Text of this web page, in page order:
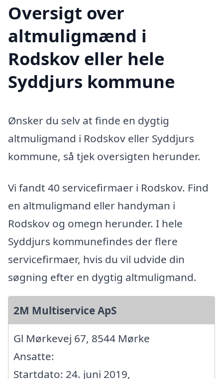
Oversigt over
altmuligmænd i
Rodskov eller hele
Syddjurs kommune
Ønsker du selv at finde en dygtig
altmuligmand i Rodskov eller Syddjurs
kommune, så tjek oversigten herunder.
Vi fandt 40 servicefirmaer i Rodskov. Find
en altmuligmand eller handyman i
Rodskov og omegn herunder. I hele
Syddjurs kommunefindes der flere
servicefirmaer, hvis du vil udvide din
søgning efter en dygtig altmuligmand.
2M Multiservice ApS
Gl Mørkevej 67, 8544 Mørke
Ansatte:
Startdato: 24. juni 2019,